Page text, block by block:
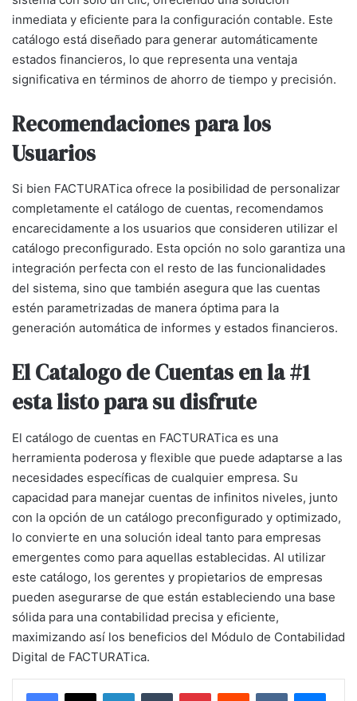
inmediata y eficiente para la configuración contable. Este
catálogo está diseñado para generar automáticamente
estados financieros, lo que representa una ventaja
significativa en términos de ahorro de tiempo y precisión.
Recomendaciones para los
Usuarios
Si bien FACTURATica ofrece la posibilidad de personalizar
completamente el catálogo de cuentas, recomendamos
encarecidamente a los usuarios que consideren utilizar el
catálogo preconfigurado. Esta opción no solo garantiza una
integración perfecta con el resto de las funcionalidades
del sistema, sino que también asegura que las cuentas
estén parametrizadas de manera óptima para la
generación automática de informes y estados financieros.
El Catalogo de Cuentas en la #1
esta listo para su disfrute
El catálogo de cuentas en FACTURATica es una
herramienta poderosa y flexible que puede adaptarse a las
necesidades específicas de cualquier empresa. Su
capacidad para manejar cuentas de infinitos niveles, junto
con la opción de un catálogo preconfigurado y optimizado,
lo convierte en una solución ideal tanto para empresas
emergentes como para aquellas establecidas. Al utilizar
este catálogo, los gerentes y propietarios de empresas
pueden asegurarse de que están estableciendo una base
sólida para una contabilidad precisa y eficiente,
maximizando así los beneficios del Módulo de Contabilidad
Digital de FACTURATica.
LinkedInTumblr PinterestReddit VKontakte